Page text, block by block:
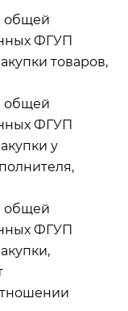
общей
ФГУП
товаров,
общей
ФГУП
у
общей
ФГУП